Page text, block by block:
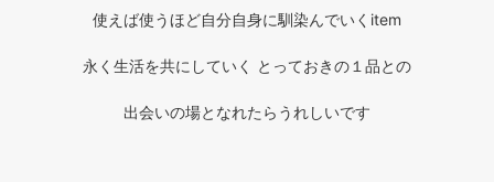
使えば使うほど自分自身に馴染んでいくitem
永く生活を共にしていく とっておきの１品との
出会いの場となれたらうれしいです